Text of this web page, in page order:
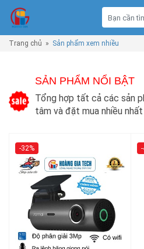
Trang chủ » Sản phẩm xem nhiều
SẢN PHẨM NỔI BẬT
Tổng hợp tất cả các sản
tâm và đặt mua nhiều
-32%